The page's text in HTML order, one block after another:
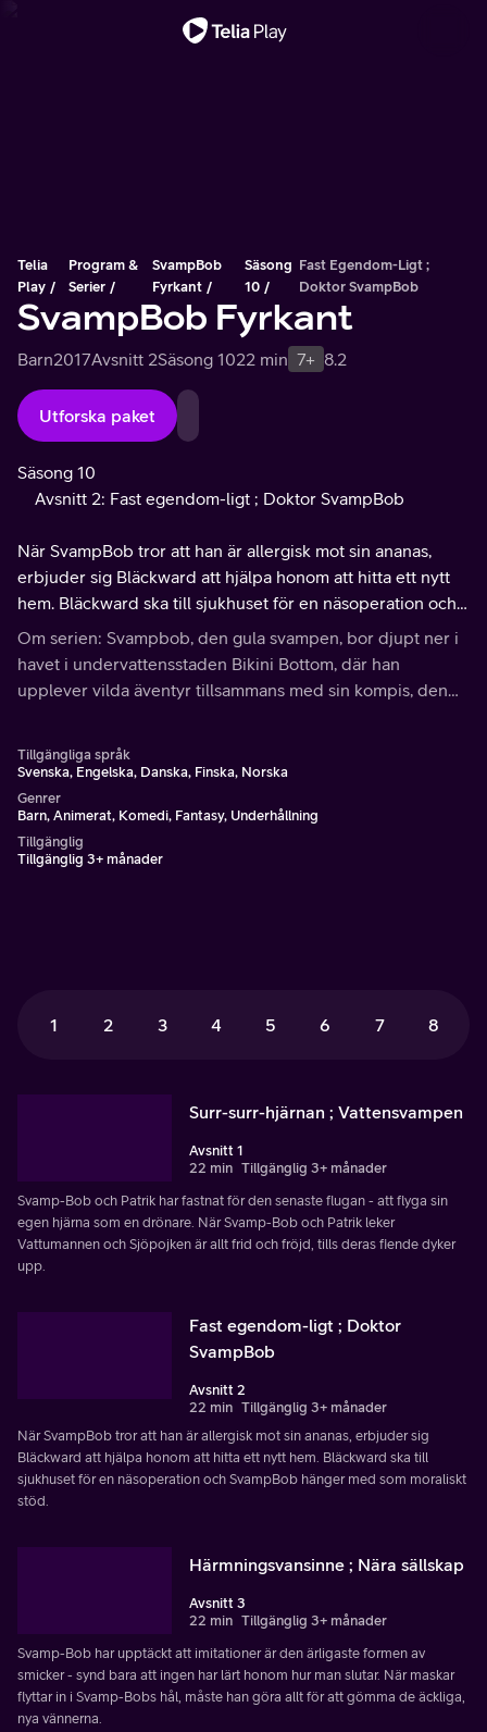
Telia
Play
Program &
Serier
SvampBob
Fyrkant
Säsong
10
Fast Egendom-Ligt ;
Doktor SvampBob
SvampBob Fyrkant
Barn2017Avsnitt 2Säsong 1022 min 7+ 8.2
Utforska paket
Säsong 10
Avsnitt 2: Fast egendom-ligt ; Doktor SvampBob
När SvampBob tror att han är allergisk mot sin ananas,
erbjuder sig Bläckward att hjälpa honom att hitta ett nytt
hem. Bläckward ska till sjukhuset för en näsoperation och
SvampBob hänger med som moraliskt stöd.
Om serien: Svampbob, den gula svampen, bor djupt ner i
havet i undervattensstaden Bikini Bottom, där han
upplever vilda äventyr tillsammans med sin kompis, den
Tillgängliga språk
Svenska, Engelska, Danska, Finska, Norska
Genrer
Barn, Animerat, Komedi, Fantasy, Underhållning
Tillgänglig
Tillgänglig 3+ månader
1 2 3 4 5 6 7 8
Surr-surr-hjärnan ; Vattensvampen
Avsnitt 1
22 min Tillgänglig 3+ månader
Svamp-Bob och Patrik har fastnat för den senaste flugan - att flyga sin
egen hjärna som en drönare. När Svamp-Bob och Patrik leker
Vattumannen och Sjöpojken är allt frid och fröjd, tills deras fiende dyker
upp.
Fast egendom-ligt ; Doktor
SvampBob
Avsnitt 2
22 min Tillgänglig 3+ månader
När SvampBob tror att han är allergisk mot sin ananas, erbjuder sig
Bläckward att hjälpa honom att hitta ett nytt hem. Bläckward ska till
sjukhuset för en näsoperation och SvampBob hänger med som moraliskt
stöd.
Härmningsvansinne ; Nära sällskap
Avsnitt 3
22 min Tillgänglig 3+ månader
Svamp-Bob har upptäckt att imitationer är den ärligaste formen av
smicker - synd bara att ingen har lärt honom hur man slutar. När maskar
flyttar in i Svamp-Bobs hål, måste han göra allt för att gömma de äckliga,
nya vännerna.